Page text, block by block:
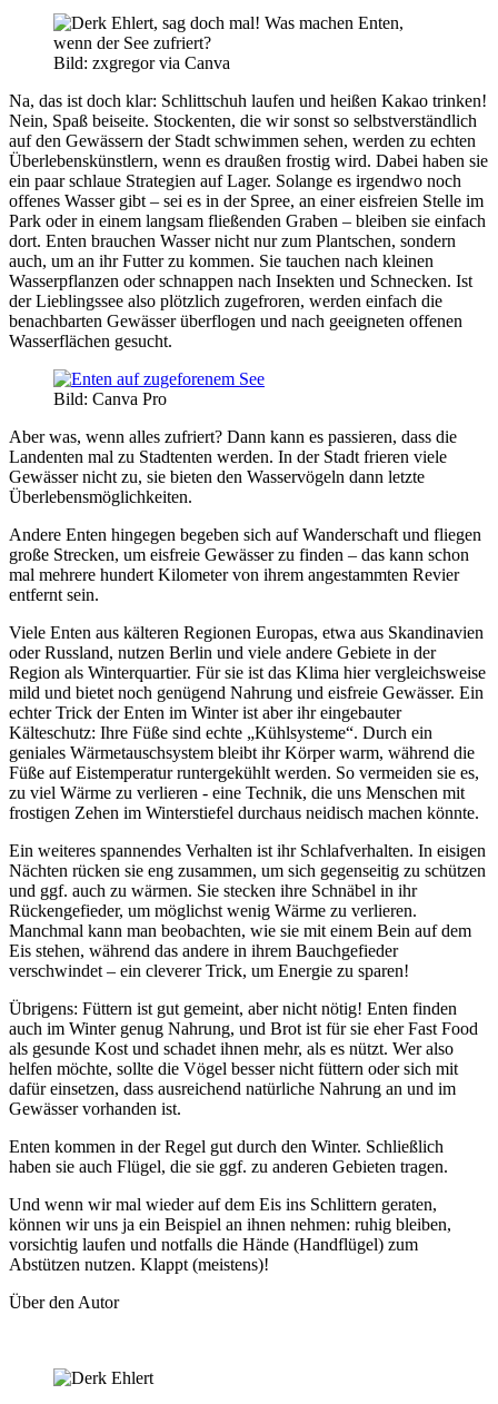
Bild: zxgregor via Canva
Na, das ist doch klar: Schlittschuh laufen und heißen Kakao trinken!
Nein, Spaß beiseite. Stockenten, die wir sonst so selbstverständlich
auf den Gewässern der Stadt schwimmen sehen, werden zu echten
Überlebenskünstlern, wenn es draußen frostig wird. Dabei haben sie
ein paar schlaue Strategien auf Lager. Solange es irgendwo noch
offenes Wasser gibt – sei es in der Spree, an einer eisfreien Stelle im
Park oder in einem langsam fließenden Graben – bleiben sie einfach
dort. Enten brauchen Wasser nicht nur zum Plantschen, sondern
auch, um an ihr Futter zu kommen. Sie tauchen nach kleinen
Wasserpflanzen oder schnappen nach Insekten und Schnecken. Ist
der Lieblingssee also plötzlich zugefroren, werden einfach die
benachbarten Gewässer überflogen und nach geeigneten offenen
Wasserflächen gesucht.
Bild: Canva Pro
Aber was, wenn alles zufriert? Dann kann es passieren, dass die
Landenten mal zu Stadtenten werden. In der Stadt frieren viele
Gewässer nicht zu, sie bieten den Wasservögeln dann letzte
Überlebensmöglichkeiten.
Andere Enten hingegen begeben sich auf Wanderschaft und fliegen
große Strecken, um eisfreie Gewässer zu finden – das kann schon
mal mehrere hundert Kilometer von ihrem angestammten Revier
entfernt sein.
Viele Enten aus kälteren Regionen Europas, etwa aus Skandinavien
oder Russland, nutzen Berlin und viele andere Gebiete in der
Region als Winterquartier. Für sie ist das Klima hier vergleichsweise
mild und bietet noch genügend Nahrung und eisfreie Gewässer. Ein
echter Trick der Enten im Winter ist aber ihr eingebauter
Kälteschutz: Ihre Füße sind echte „Kühlsysteme“. Durch ein
geniales Wärmetauschsystem bleibt ihr Körper warm, während die
Füße auf Eistemperatur runtergekühlt werden. So vermeiden sie es,
zu viel Wärme zu verlieren - eine Technik, die uns Menschen mit
frostigen Zehen im Winterstiefel durchaus neidisch machen könnte.
Ein weiteres spannendes Verhalten ist ihr Schlafverhalten. In eisigen
Nächten rücken sie eng zusammen, um sich gegenseitig zu schützen
und ggf. auch zu wärmen. Sie stecken ihre Schnäbel in ihr
Rückengefieder, um möglichst wenig Wärme zu verlieren.
Manchmal kann man beobachten, wie sie mit einem Bein auf dem
Eis stehen, während das andere in ihrem Bauchgefieder
verschwindet – ein cleverer Trick, um Energie zu sparen!
Übrigens: Füttern ist gut gemeint, aber nicht nötig! Enten finden
auch im Winter genug Nahrung, und Brot ist für sie eher Fast Food
als gesunde Kost und schadet ihnen mehr, als es nützt. Wer also
helfen möchte, sollte die Vögel besser nicht füttern oder sich mit
dafür einsetzen, dass ausreichend natürliche Nahrung an und im
Gewässer vorhanden ist.
Enten kommen in der Regel gut durch den Winter. Schließlich
haben sie auch Flügel, die sie ggf. zu anderen Gebieten tragen.
Und wenn wir mal wieder auf dem Eis ins Schlittern geraten,
können wir uns ja ein Beispiel an ihnen nehmen: ruhig bleiben,
vorsichtig laufen und notfalls die Hände (Handflügel) zum
Abstützen nutzen. Klappt (meistens)!
Über den Autor